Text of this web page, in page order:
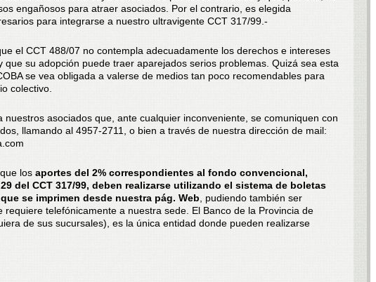
engañosos para atraer asociados. Por el contrario, es elegida
para integrarse a nuestro ultravigente CCT 317/99.-
el CCT 488/07 no contempla adecuadamente los derechos e intereses
que su adopción puede traer aparejados serios problemas. Quizá sea esta
se vea obligada a valerse de medios tan poco recomendables para
colectivo.
nuestros asociados que, ante cualquier inconveniente, se comuniquen con
llamando al 4957-2711, o bien a través de nuestra dirección de mail:
los aportes del 2% correspondientes al fondo convencional,
del CCT 317/99, deben realizarse utilizando el sistema de boletas
se imprimen desde nuestra pág. Web , pudiendo también ser
requiere telefónicamente a nuestra sede. El Banco de la Provincia de
de sus sucursales), es la única entidad donde pueden realizarse